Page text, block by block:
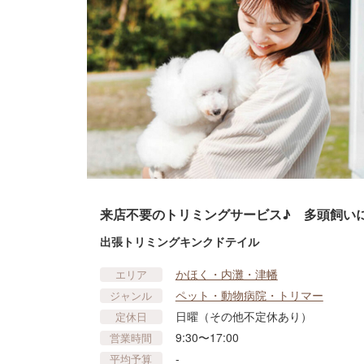
来店不要のトリミングサービス♪ 多頭飼い
出張トリミングキンクドテイル
エリア かほく・内灘・津幡
ジャンル ペット・動物病院・トリマー
定休日 日曜（その他不定休あり）
営業時間 9:30〜17:00
平均予算 -